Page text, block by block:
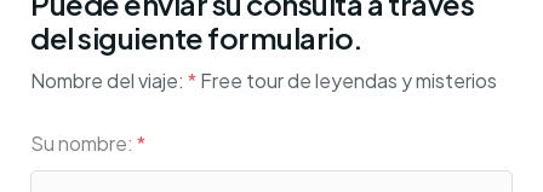
del siguiente formulario.
Nombre del viaje: *Free tour de leyendas y misterios
Su nombre: *